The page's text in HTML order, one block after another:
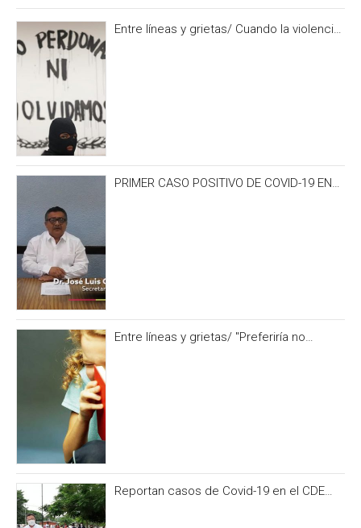
Entre líneas y grietas/ Cuando la violencia
PRIMER CASO POSITIVO DE COVID-19 EN
Entre líneas y grietas/ "Preferiría no
Reportan casos de Covid-19 en el CDE